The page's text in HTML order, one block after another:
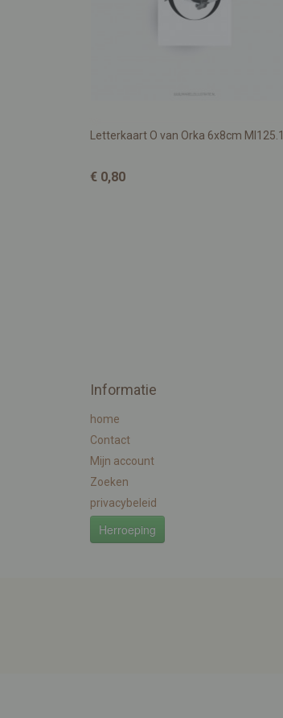
Letterkaart O van Orka 6x8cm MI125.1
€ 0,80
Informatie
home
Contact
Mijn account
Zoeken
privacybeleid
Herroeping